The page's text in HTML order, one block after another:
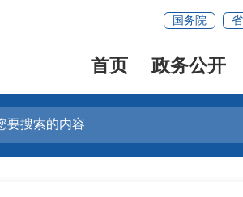
国务院
首页 政务公开